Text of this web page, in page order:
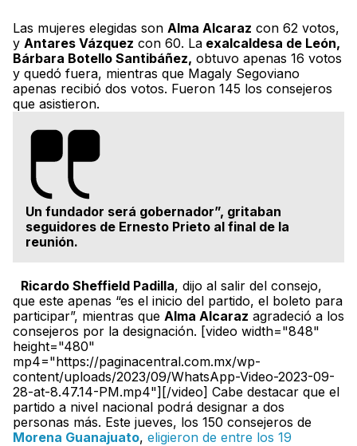
Las mujeres elegidas son Alma Alcaraz con 62 votos,
y Antares Vázquez con 60. La exalcaldesa de León,
Bárbara Botello Santibáñez, obtuvo apenas 16 votos
y quedó fuera, mientras que Magaly Segoviano
apenas recibió dos votos. Fueron 145 los consejeros
que asistieron.
Un fundador será gobernador”, gritaban
seguidores de Ernesto Prieto al final de la
reunión.
Ricardo Sheffield Padilla, dijo al salir del consejo,
que este apenas “es el inicio del partido, el boleto para
participar”, mientras que Alma Alcaraz agradeció a los
consejeros por la designación. [video width="848"
height="480"
mp4="https://paginacentral.com.mx/wp-
content/uploads/2023/09/WhatsApp-Video-2023-09-
28-at-8.47.14-PM.mp4"][/video] Cabe destacar que el
partido a nivel nacional podrá designar a dos
personas más. Este jueves, los 150 consejeros de
Morena Guanajuato, eligieron de entre los 19